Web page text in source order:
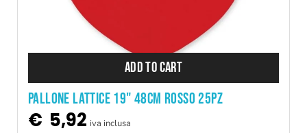
ADD TO CART
PALLONE LATTICE 19" 48CM ROSSO 25PZ
€ 5,92 iva inclusa